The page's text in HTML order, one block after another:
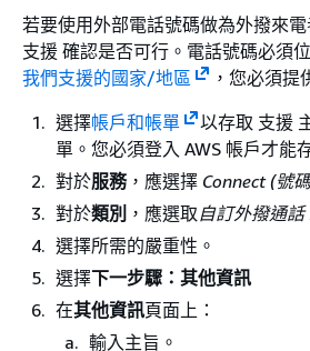
若要使用外部電話號碼做為外撥來
支援 確認是否可行。電話號碼必須
我們支援的國家/地區
，您必須提
選擇帳戶和帳單
以存取 支援
單。您必須登入 AWS 帳戶才能
對於服務，應選擇 Connect (號
對於類別 ，應選取自訂外撥通話
選擇所需的嚴重性。
選擇下一步驟：其他資訊
在其他資訊頁面上：
輸入主旨。